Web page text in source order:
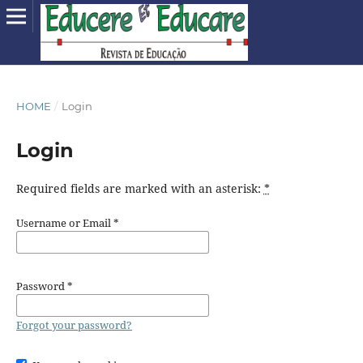
HOME / Login
Login
Required fields are marked with an asterisk: *
Username or Email*
Password*
Forgot your password?